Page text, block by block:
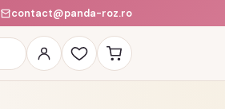
contact@panda-roz.ro